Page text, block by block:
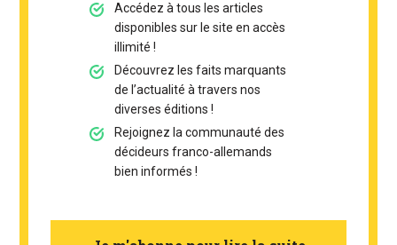
Accédez à tous les articles
disponibles sur le site en accès
illimité !
Découvrez les faits marquants
de l’actualité à travers nos
diverses éditions !
Rejoignez la communauté des
décideurs franco-allemands
bien informés !